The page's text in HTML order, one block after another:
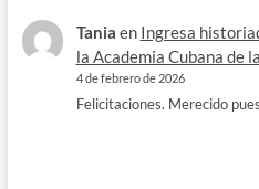
Tania en Ingresa
la Academia Cubana de
4 de febrero de 2026
Felicitaciones. Merecido